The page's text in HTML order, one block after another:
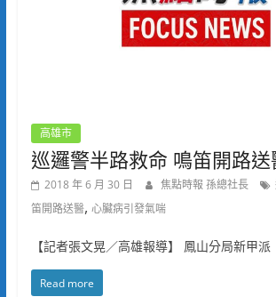
高雄市
巡邏警半路救命 鳴笛開路送
2018 年 6 月 30 日 焦點時報 孫總社長
笛開路送醫, 心臟病引發氣喘
【記者張文晃／高雄報導】 鳳山分局新甲派
Read more